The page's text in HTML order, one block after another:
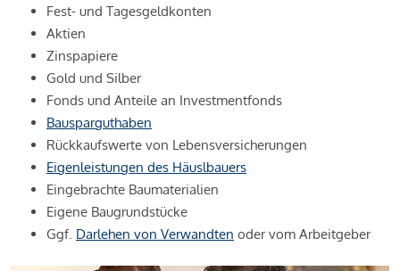
Fest- und Tagesgeldkonten
Aktien
Zinspapiere
Gold und Silber
Fonds und Anteile an Investmentfonds
Bausparguthaben
Rückkaufswerte von Lebensversicherungen
Eigenleistungen des Häuslbauers
Eingebrachte Baumaterialien
Eigene Baugrundstücke
Ggf. Darlehen von Verwandten oder vom Arbeitgeber